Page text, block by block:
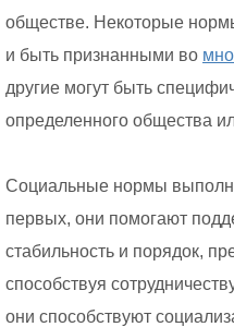
обществе. Некоторые
и быть признанными во
другие могут быть
определенного общества
Социальные нормы
первых, они помогают
стабильность и порядок,
способствуя
они способствуют